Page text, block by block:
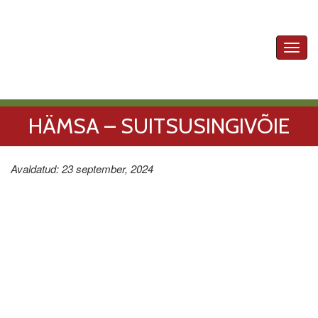
HÄMSA – SUITSUSINGIVÕIE
Avaldatud: 23 september, 2024